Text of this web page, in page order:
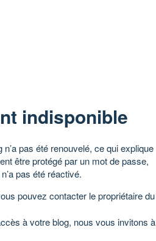
indisponible
pas été renouvelé, ce qui explique
être protégé par un mot de passe,
pas été réactivé.
pouvez contacter le propriétaire du
à votre blog, nous vous invitons à